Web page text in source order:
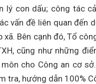
lý con dấu; công tác
vấn đề liên quan đến
xã. Bên cạnh đó, Tổ
cũng như những
cho Công an cơ
tra, hướng dẫn 100%